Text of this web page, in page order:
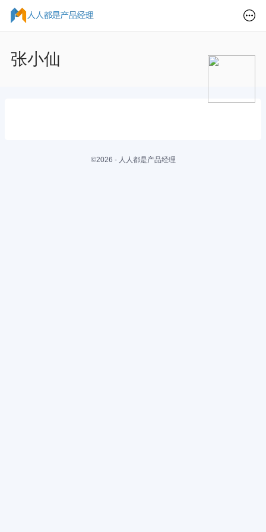
张小仙
©2026 - 人人都是产品经理